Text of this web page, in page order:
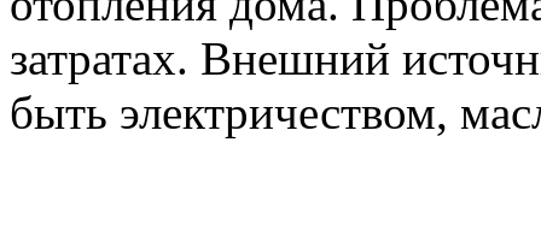
затратах. Внешний
быть электричеством,